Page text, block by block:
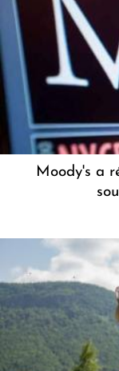
Moody's a